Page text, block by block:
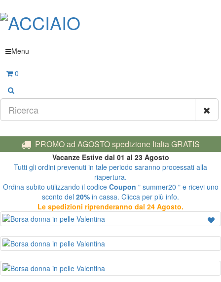
Menu
0
PROMO ad AGOSTO spedizione Italia GRATIS
Vacanze Estive dal 01 al 23 Agosto
Tutti gli ordini prevenuti in tale periodo saranno processati alla
riapertura.
Ordina subito utilizzando il codice Coupon " summer20 " e ricevi uno
sconto del 20% in cassa. Clicca per più info.
Le spedizioni riprenderanno dal 24 Agosto.